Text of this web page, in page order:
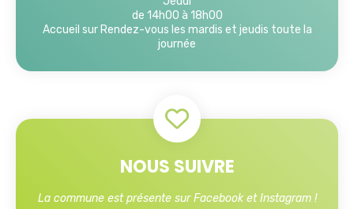
de 14h00 à 18h00
Accueil sur Rendez-vous les mardis et jeudis toute la
journée
NOUS SUIVRE
La commune est présente sur Facebook et Instagram !